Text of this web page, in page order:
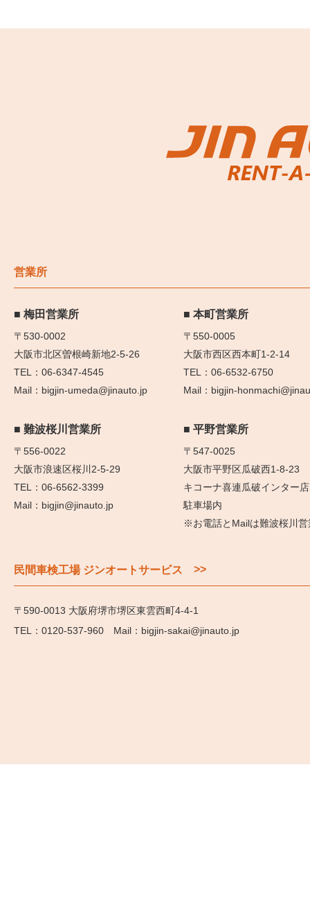
営業所
梅田営業所
〒530-0002
大阪市北区曽根崎新地2-5-26
06-6347-4545
bigjin-umeda@jinauto.jp
本町営業所
〒550-0005
大阪市西区西本町1-2-14
06-6532-6750
bigjin-
難波桜川営業所
〒556-0022
大阪市浪速区桜川2-5-29
06-6562-3399
bigjin@jinauto.jp
平野営業所
〒547-0025
大阪市平野区瓜破西1-8-23
キコーナ喜連瓜破インター店
駐車場内
※お電話とMailは難波桜川営
民間車検工場 ジンオートサービス >>
〒590-0013 大阪府堺市堺区東雲西町4-4-1
0120-537-960
bigjin-sakai@jinauto.jp